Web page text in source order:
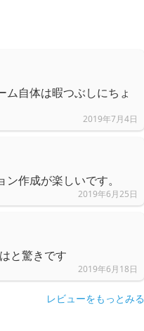
自体は暇つぶしにちょ
2019年7月4日
作成が楽しいです。
2019年6月25日
と驚きです
2019年6月18日
レビューをもっとみる